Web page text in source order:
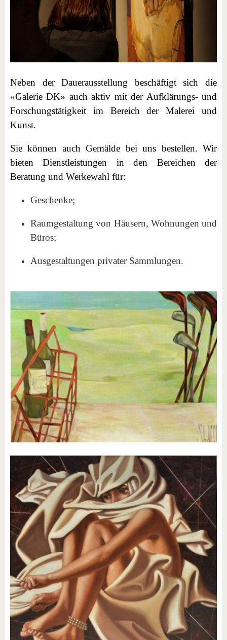
Neben der Dauerausstellung beschäftigt sich die
«Galerie DK» auch aktiv mit der Aufklärungs- und
Forschungstätigkeit im Bereich der Malerei und
Kunst.
Sie können auch Gemälde bei uns bestellen. Wir
bieten Dienstleistungen in den Bereichen der
Beratung und Werkewahl für:
Geschenke;
Raumgestaltung von Häusern, Wohnungen und
Büros;
Ausgestaltungen privater Sammlungen.